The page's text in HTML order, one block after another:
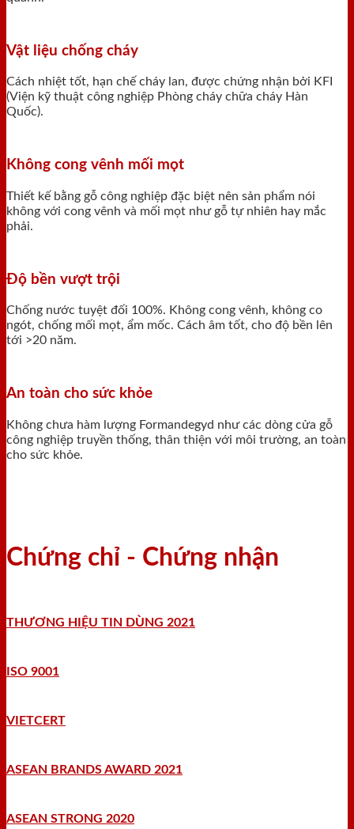
Vật liệu chống cháy
Cách nhiệt tốt, hạn chế cháy lan, được chứng nhận bởi KFI
(Viện kỹ thuật công nghiệp Phòng cháy chữa cháy Hàn
Quốc).
Không cong vênh mối mọt
Thiết kế bằng gỗ công nghiệp đặc biệt nên sản phẩm nói
không với cong vênh và mối mọt như gỗ tự nhiên hay mắc
phải.
Độ bền vượt trội
Chống nước tuyệt đối 100%. Không cong vênh, không co
ngót, chống mối mọt, ẩm mốc. Cách âm tốt, cho độ bền lên
tới >20 năm.
An toàn cho sức khỏe
Không chưa hàm lượng Formandegyd như các dòng cửa gỗ
công nghiệp truyền thống, thân thiện với môi trường, an toàn
cho sức khỏe.
Chứng chỉ - Chứng nhận
THƯƠNG HIỆU TIN DÙNG 2021
ISO 9001
VIETCERT
ASEAN BRANDS AWARD 2021
ASEAN STRONG 2020